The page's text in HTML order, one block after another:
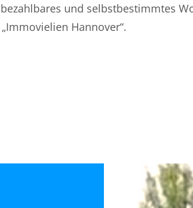
und selbstbestimmtes
Hannover“.